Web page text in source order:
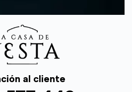
al cliente